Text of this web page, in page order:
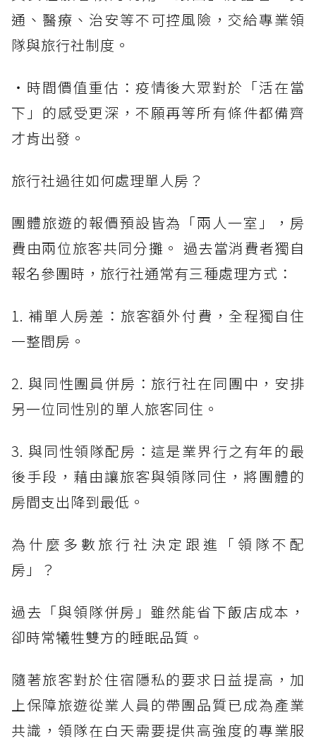
通、醫療、治安等不可控風險，交給專業領
隊與旅行社制度。
・時間價值重估：疫情後大眾對於「活在當
下」的感受更深，不願再等所有條件都備齊
才肯出發。
旅行社過往如何處理單人房？
團體旅遊的報價預設皆為「兩人一室」，房
費由兩位旅客共同分攤。 過去當消費者獨自
報名參團時，旅行社通常有三種處理方式：
1. 補單人房差：旅客額外付費，全程獨自住
一整間房。
2. 與同性團員併房：旅行社在同團中，安排
另一位同性別的單人旅客同住。
3. 與同性領隊配房：這是業界行之有年的最
後手段，藉由讓旅客與領隊同住，將團體的
房間支出降到最低。
為什麼多數旅行社決定跟進「領隊不配
房」？
過去「與領隊併房」雖然能省下飯店成本，
卻時常犧牲雙方的睡眠品質。
隨著旅客對於住宿隱私的要求日益提高，加
上保障旅遊從業人員的帶團品質已成為產業
共識，領隊在白天需要提供高強度的專業服